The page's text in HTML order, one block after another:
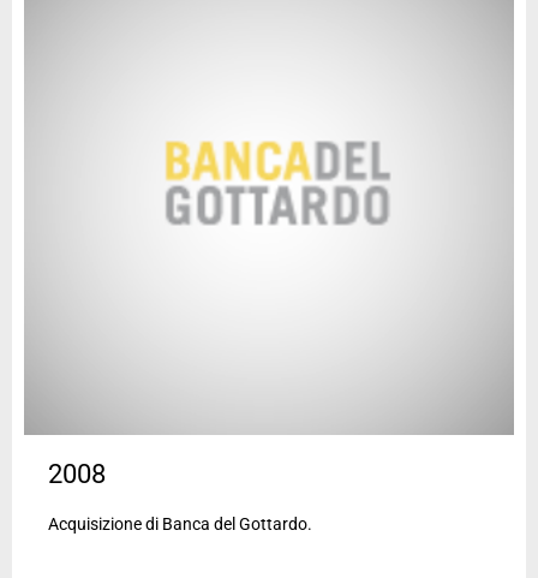
2008
Acquisizione di Banca del Gottardo.